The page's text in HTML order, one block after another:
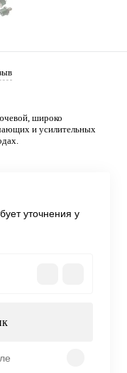
широко
и усилительных
уточнения у